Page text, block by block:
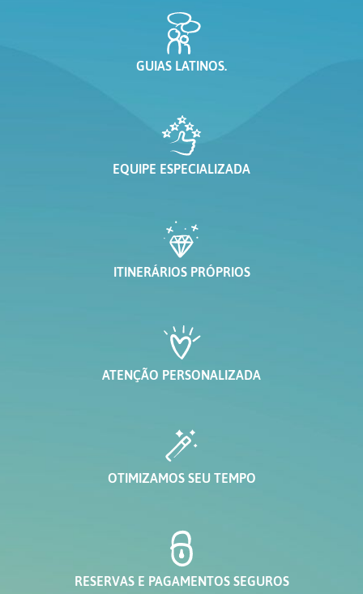
GUIAS LATINOS.
EQUIPE ESPECIALIZADA
ITINERÁRIOS PRÓPRIOS
ATENÇÃO PERSONALIZADA
OTIMIZAMOS SEU TEMPO
RESERVAS E PAGAMENTOS SEGUROS